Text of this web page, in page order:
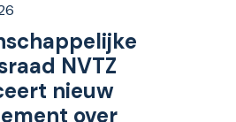
NVTZ
nieuw
over